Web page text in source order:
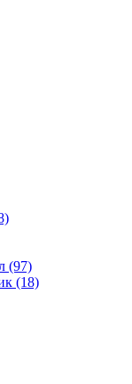
(97)
(18)